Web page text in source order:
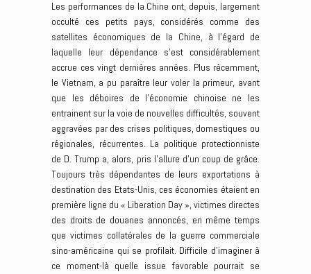
Les performances de la Chine ont, depuis, largement
occulté ces petits pays, considérés comme des
satellites économiques de la Chine, à l’égard de
laquelle leur dépendance s’est considérablement
accrue ces vingt dernières années. Plus récemment,
le Vietnam, a pu paraître leur voler la primeur, avant
que les déboires de l’économie chinoise ne les
entrainent sur la voie de nouvelles difficultés, souvent
aggravées par des crises politiques, domestiques ou
régionales, récurrentes. La politique protectionniste
de D. Trump a, alors, pris l’allure d’un coup de grâce.
Toujours très dépendantes de leurs exportations à
destination des Etats-Unis, ces économies étaient en
première ligne du « Liberation Day », victimes directes
des droits de douanes annoncés, en même temps
que victimes collatérales de la guerre commerciale
sino-américaine qui se profilait. Difficile d’imaginer à
ce moment-là quelle issue favorable pourrait se